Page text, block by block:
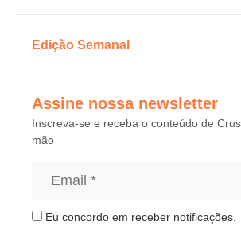
Edição Semanal
Assine nossa newsletter
Inscreva-se e receba o conteúdo de
mão
Eu concordo em receber notificações.